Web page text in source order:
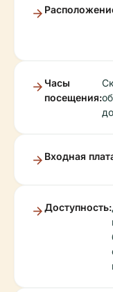
Часы
посещения:
Входная
Доступность: